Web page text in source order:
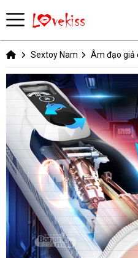
Sextoy Nam Âm đạo giả